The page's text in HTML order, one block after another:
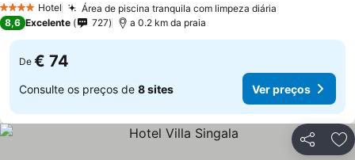
4 EstrelasHotel Área de piscina tranquila com limpeza diária
8,6 Excelente 727 a 0.2 km da praia
De € 74
Consulte os preços de 8 sites Ver preços
Partilhar